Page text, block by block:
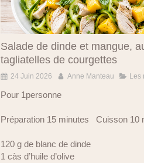
Salade de dinde et mangue,
tagliatelles de courgettes
24 Juin 2026 Anne Manteau Les
Pour 1personne
Préparation 15 minutes Cuisson 10
120 g de blanc de dinde
1 càs d’huile d’olive